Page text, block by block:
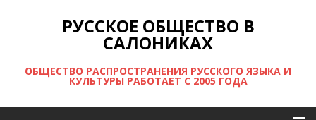
РУССКОЕ ОБЩЕСТВО В
САЛОНИКАХ
ОБЩЕСТВО РАСПРОСТРАНЕНИЯ РУССКОГО ЯЗЫКА И
КУЛЬТУРЫ РАБОТАЕТ С 2005 ГОДА